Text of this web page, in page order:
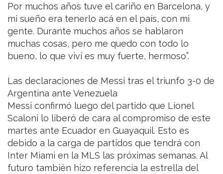
Por muchos años tuve el cariño en Barcelona, y
mi sueño era tenerlo acá en el país, con mi
gente. Durante muchos años se hablaron
muchas cosas, pero me quedo con todo lo
bueno, lo que viví es muy fuerte, hermoso”.
Las declaraciones de Messi tras el triunfo 3-0 de
Argentina ante Venezuela
Messi confirmó luego del partido que Lionel
Scaloni lo liberó de cara al compromiso de este
martes ante Ecuador en Guayaquil. Esto es
debido a la carga de partidos que tendrá con
Inter Miami en la MLS las próximas semanas. Al
futuro también hizo referencia la estrella del